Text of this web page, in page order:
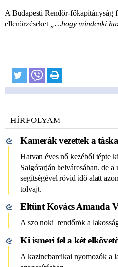
A Budapesti Rendőr-főkapitányság
ellenőrzéseket
„…hogy mindenki
HÍRFOLYAM
Kamerák vezettek a
Hatvan éves nő kezéből tépte
Salgótarján belvárosában, de
segítségével rövid idő alatt
tolvajt.
Eltűnt Kovács Amanda
A szolnoki rendőrök a
Ki ismeri fel a két
A kazincbarcikai nyomozók a